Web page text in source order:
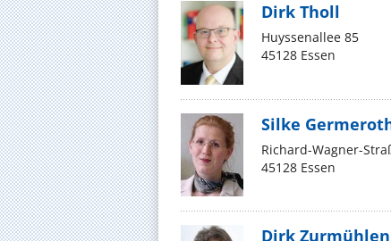
Dirk Tholl
Huyssenallee 85
45128 Essen
Silke
Richard-Wagner-
45128 Essen
Dirk Zurmühlen